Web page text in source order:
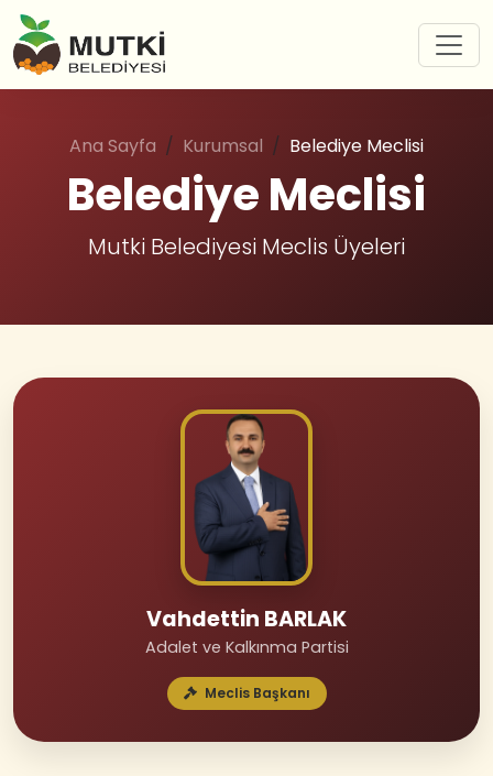
Ana Sayfa Kurumsal Belediye Meclisi
Belediye Meclisi
Mutki Belediyesi Meclis Üyeleri
Vahdettin BARLAK
Adalet ve Kalkınma Partisi
Meclis Başkanı